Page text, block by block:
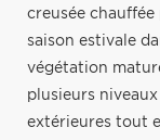
creusée
saison estivale
végétation
plusieurs
extérieures tout